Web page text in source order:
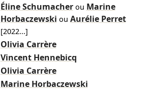
Éline Schumacher ou Marine
Horbaczewski ou Aurélie Perret
[2022...]
Olivia Carrère
Vincent Hennebicq
Olivia Carrère
Marine Horbaczewski